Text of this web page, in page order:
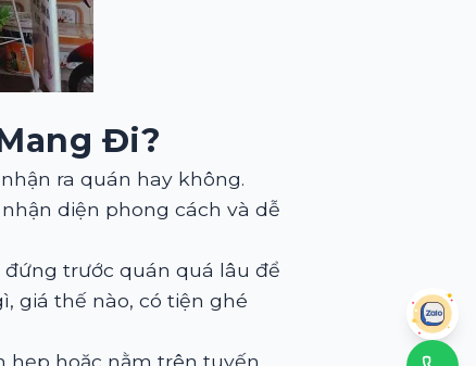
Đi?
ra quán hay không.
diện phong cách và dễ
trước quán quá lâu để
giá thế nào, có tiện ghé
hẹp hoặc nằm trên tuyến